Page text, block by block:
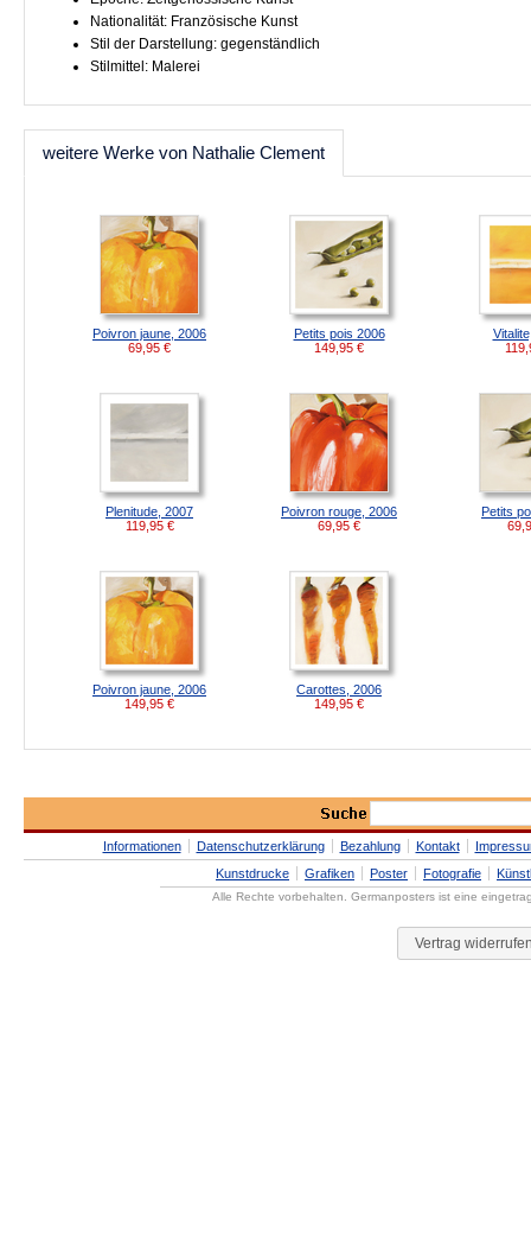
Nationalität: Französische Kunst
Stil der Darstellung: gegenständlich
Stilmittel: Malerei
weitere Werke von Nathalie Clement
Poivron jaune, 2006
69,95 €
Petits pois 2006
149,95 €
Plenitude, 2007
119,95 €
Poivron rouge, 2006
69,95 €
Petits
Poivron jaune, 2006
149,95 €
Carottes, 2006
149,95 €
Informationen Datenschutzerklärung Bezahlung Kontakt
Kunstdrucke
Grafiken Poster Fotografie
Alle Rechte vorbehalten. Germanposters ist eine
Vertrag